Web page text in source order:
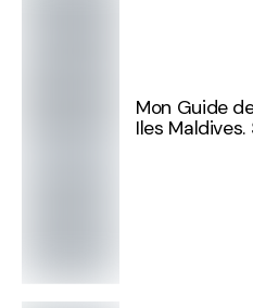
Mon Guide
Iles Maldives.